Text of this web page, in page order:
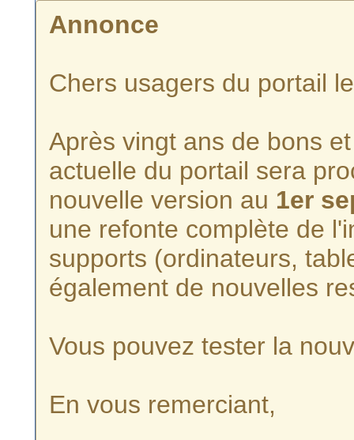
Annonce
Chers usagers du portail
Après vingt ans de bons
actuelle du portail sera
nouvelle version au 1er
une refonte complète de
supports (ordinateurs,
également de nouvelles
Vous pouvez tester la
En vous remerciant,